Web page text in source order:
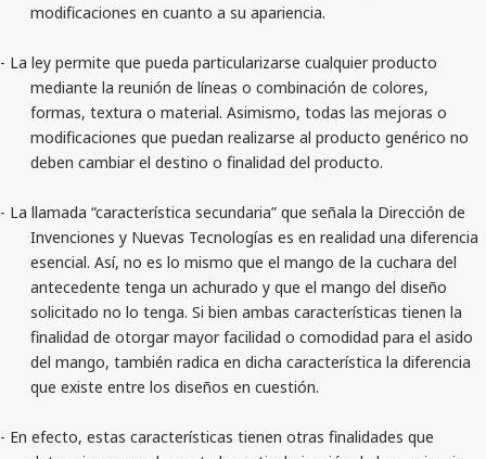
modificaciones en cuanto a su apariencia.
- La ley permite que pueda particularizarse cualquier producto
mediante la reunión de líneas o combinación de colores,
formas, textura o material. Asimismo, todas las mejoras o
modificaciones que puedan realizarse al producto genérico no
deben cambiar el destino o finalidad del producto.
- La llamada “característica secundaria” que señala la Dirección de
Invenciones y Nuevas Tecnologías es en realidad una diferencia
esencial. Así, no es lo mismo que el mango de la cuchara del
antecedente tenga un achurado y que el mango del diseño
solicitado no lo tenga. Si bien ambas características tienen la
finalidad de otorgar mayor facilidad o comodidad para el asido
del mango, también radica en dicha característica la diferencia
que existe entre los diseños en cuestión.
- En efecto, estas características tienen otras finalidades que